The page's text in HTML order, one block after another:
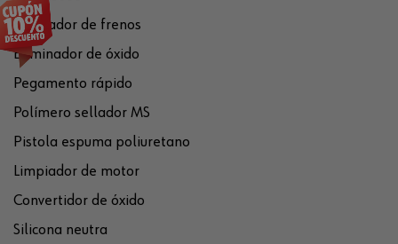
Limpiador de frenos
Eliminador de óxido
Pegamento rápido
Polímero sellador MS
Pistola espuma poliuretano
Limpiador de motor
Convertidor de óxido
Silicona neutra